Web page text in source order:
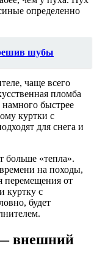
определенно
шубы
чаще всего
пломба
быстрее
куртки с
для снега и
больше «тепла».
на походы,
перемещения от
куртку с
будет
внешний